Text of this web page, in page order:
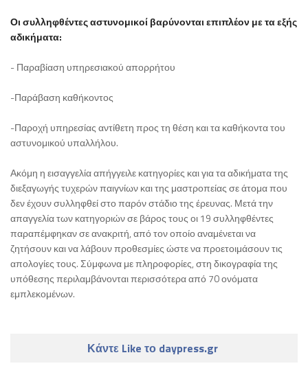
Οι συλληφθέντες αστυνομικοί βαρύνονται επιπλέον με τα εξής
αδικήματα:
- Παραβίαση υπηρεσιακού απορρήτου
-Παράβαση καθήκοντος
-Παροχή υπηρεσίας αντίθετη προς τη θέση και τα καθήκοντα του
αστυνομικού υπαλλήλου.
Ακόμη η εισαγγελία απήγγειλε κατηγορίες και για τα αδικήματα της
διεξαγωγής τυχερών παιγνίων και της μαστροπείας σε άτομα που
δεν έχουν συλληφθεί στο παρόν στάδιο της έρευνας. Μετά την
απαγγελία των κατηγοριών σε βάρος τους οι 19 συλληφθέντες
παραπέμφηκαν σε ανακριτή, από τον οποίο αναμένεται να
ζητήσουν και να λάβουν προθεσμίες ώστε να προετοιμάσουν τις
απολογίες τους. Σύμφωνα με πληροφορίες, στη δικογραφία της
υπόθεσης περιλαμβάνονται περισσότερα από 70 ονόματα
εμπλεκομένων.
Κάντε Like το daypress.gr